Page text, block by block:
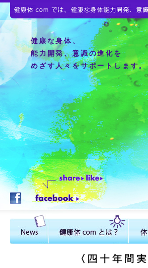
健康な身体、
能力開発、意識の進化を
めざす人々をサポートします。